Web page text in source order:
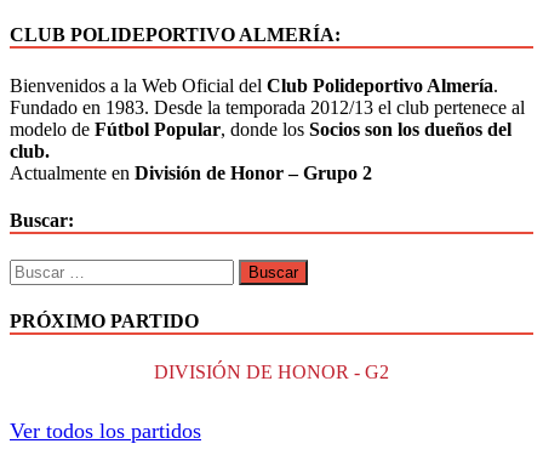
CLUB POLIDEPORTIVO ALMERÍA:
Bienvenidos a la Web Oficial del Club Polideportivo Almería.
Fundado en 1983. Desde la temporada 2012/13 el club pertenece al
modelo de Fútbol Popular, donde los Socios son los dueños del
club.
Actualmente en División de Honor – Grupo 2
Buscar:
PRÓXIMO PARTIDO
DIVISIÓN DE HONOR - G2
Ver todos los partidos